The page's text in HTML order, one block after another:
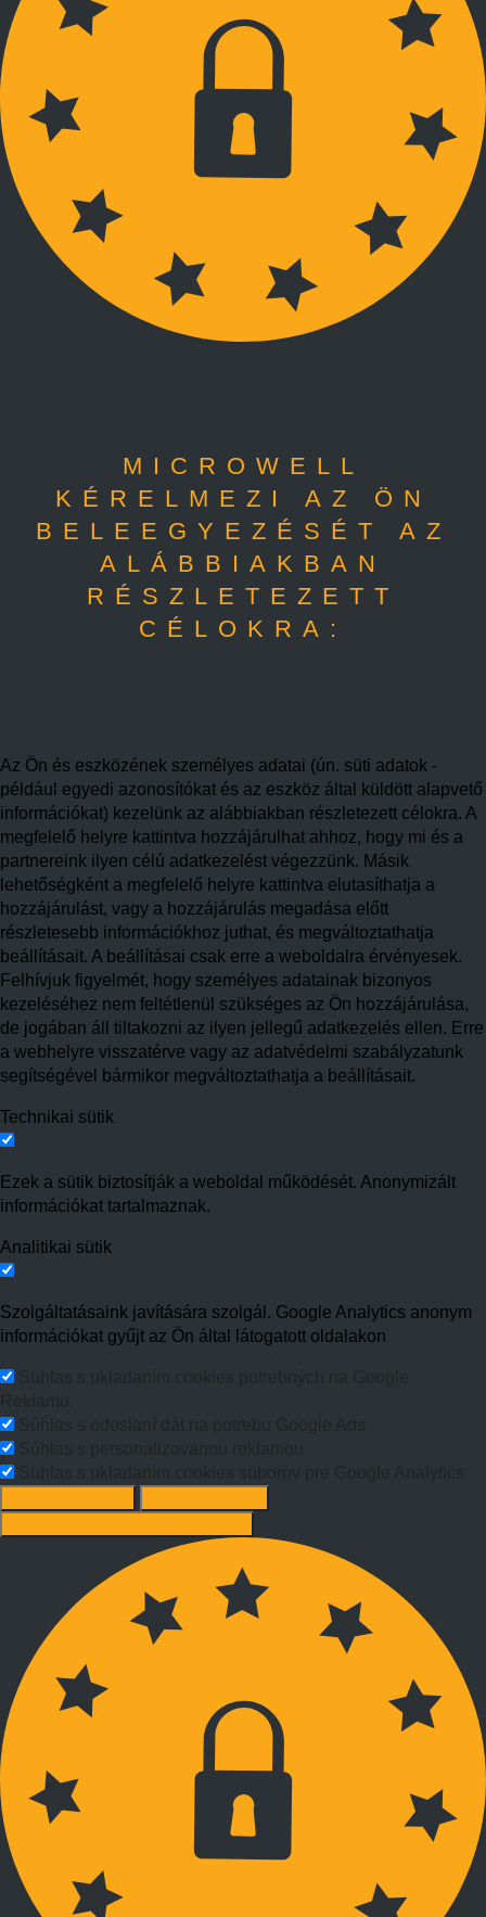
MICROWELL
KÉRELMEZI AZ ÖN
BELEEGYEZÉSÉT AZ
ALÁBBIAKBAN
RÉSZLETEZETT
CÉLOKRA:
Az Ön és eszközének személyes adatai (ún. süti adatok -
például egyedi azonosítókat és az eszköz által küldött alapvető
információkat) kezelünk az alábbiakban részletezett célokra. A
megfelelő helyre kattintva hozzájárulhat ahhoz, hogy mi és a
partnereink ilyen célú adatkezelést végezzünk. Másik
lehetőségként a megfelelő helyre kattintva elutasíthatja a
hozzájárulást, vagy a hozzájárulás megadása előtt
részletesebb információkhoz juthat, és megváltoztathatja
beállításait. A beállításai csak erre a weboldalra érvényesek.
Felhívjuk figyelmét, hogy személyes adatainak bizonyos
kezeléséhez nem feltétlenül szükséges az Ön hozzájárulása,
de jogában áll tiltakozni az ilyen jellegű adatkezelés ellen. Erre
a webhelyre visszatérve vagy az adatvédelmi szabályzatunk
segítségével bármikor megváltoztathatja a beállításait.
Technikai sütik
Ezek a sütik biztosítják a weboldal működését. Anonymizált
információkat tartalmaznak.
Analitikai sütik
Szolgáltatásaink javítására szolgál. Google Analytics anonym
információkat gyűjt az Ön által látogatott oldalakon